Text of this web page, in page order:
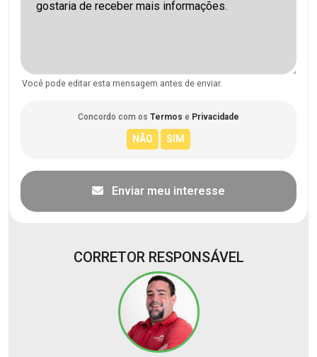
Você pode editar esta mensagem antes de enviar.
Concordo com os Termos e Privacidade
Enviar meu interesse
CORRETOR RESPONSÁVEL